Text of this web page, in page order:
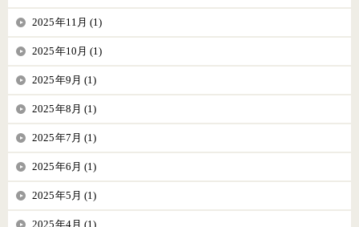
2025年11月 (1)
2025年10月 (1)
2025年9月 (1)
2025年8月 (1)
2025年7月 (1)
2025年6月 (1)
2025年5月 (1)
2025年4月 (1)